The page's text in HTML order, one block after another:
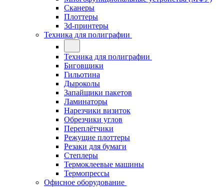
Сканеры
Плоттеры
3d-принтеры
Техника для полиграфии
Техника для полиграфии
Биговщики
Гильотина
Дыроколы
Запайщики пакетов
Ламинаторы
Нарезчики визиток
Обрезчики углов
Переплётчики
Режущие плоттеры
Резаки для бумаги
Степлеры
Термоклеевые машины
Термопрессы
Офисное оборудование